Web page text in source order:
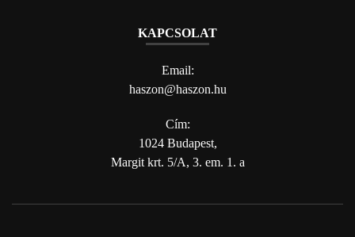
KAPCSOLAT
Email:
haszon@haszon.hu
Cím:
1024 Budapest,
Margit krt. 5/A, 3. em. 1. a